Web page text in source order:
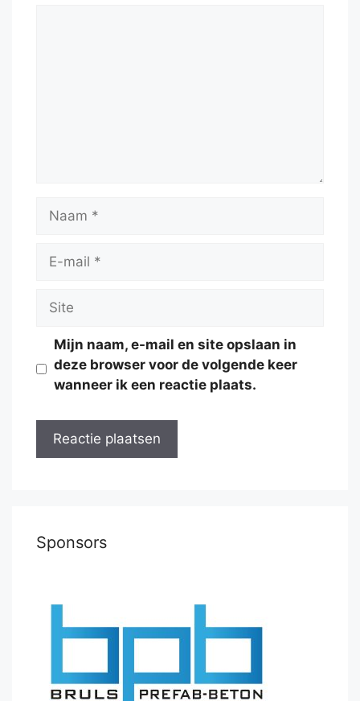
Naam
Site
Mijn naam, e-mail en site opslaan in
deze browser voor de volgende keer
wanneer ik een reactie plaats.
Sponsors